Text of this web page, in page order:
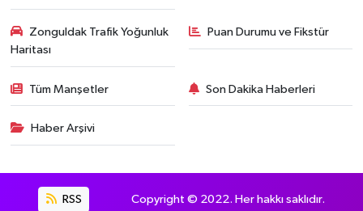
Zonguldak Trafik Yoğunluk
Haritası
Puan Durumu ve Fikstür
Tüm Manşetler Son Dakika Haberleri
Haber Arşivi
RSS Copyright © 2022. Her hakkı saklıdır.